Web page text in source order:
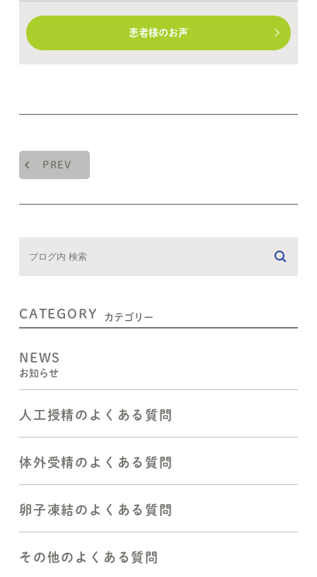
患者様のお声
PREV
CATEGORY カテゴリー
NEWS
お知らせ
人工授精のよくある質問
体外受精のよくある質問
卵子凍結のよくある質問
その他のよくある質問